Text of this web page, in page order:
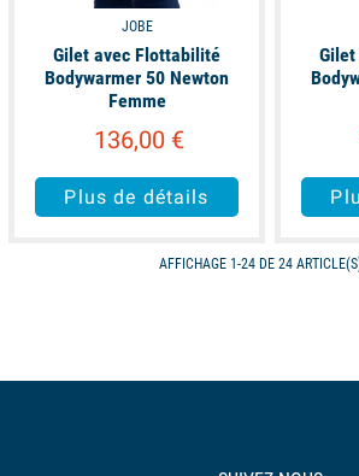
JOBE
Gilet avec Flottabilité
Bodywarmer 50 Newton
Femme
136,00 €
Plus de détails
AFFICHAGE 1-24 DE 24